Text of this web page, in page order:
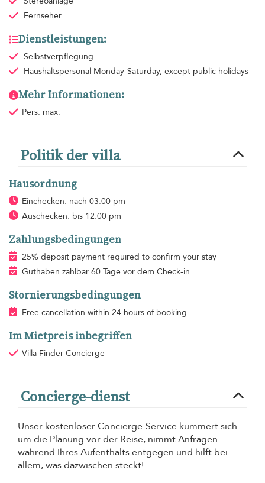
Fernseher
Dienstleistungen:
Selbstverpflegung
Haushaltspersonal Monday-Saturday, except public holidays
Mehr Informationen:
Pers. max.
Politik der villa
Hausordnung
Einchecken: nach 03:00 pm
Auschecken: bis 12:00 pm
Zahlungsbedingungen
25% deposit payment required to confirm your stay
Guthaben zahlbar 60 Tage vor dem Check-in
Stornierungsbedingungen
Free cancellation within 24 hours of booking
Im Mietpreis inbegriffen
Villa Finder Concierge
Concierge-dienst
Unser kostenloser Concierge-Service kümmert sich
um die Planung vor der Reise, nimmt Anfragen
während Ihres Aufenthalts entgegen und hilft bei
allem, was dazwischen steckt!